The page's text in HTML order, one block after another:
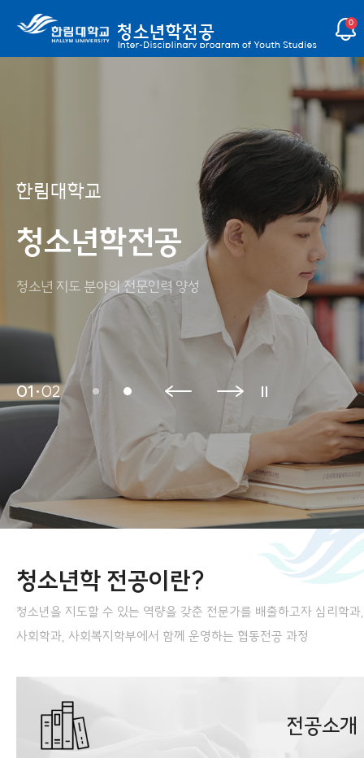
0
한림대학교
청소년학전공
청소년 지도 분야의 전문인력 양성
한림대학교
청소년학전공
청소년 지도 분야의 전문인력 양성
한림대학교
청소년학전공
청소년 지도 분야의 전문인력 양성
한림대학교
청소년학전공
청소년 지도 분야의 전문인력 양성
한림대학교
청소년학전공
청소년 지도 분야의 전문인력 양성
한림대학교
청소년학전공
청소년 지도 분야의 전문인력 양성
01 02
청소년학 전공이란?
청소년을 지도할 수 있는 역량을 갖춘 전문가를 배출하고자 심리학과,
사회학과, 사회복지학부에서 함께 운영하는 협동전공 과정
전공소개